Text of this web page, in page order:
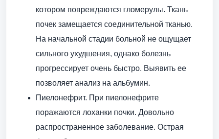
котором повреждаются гломерулы. Ткань
почек замещается соединительной тканью.
На начальной стадии больной не ощущает
сильного ухудшения, однако болезнь
прогрессирует очень быстро. Выявить ее
позволяет анализ на альбумин.
Пиелонефрит. При пиелонефрите
поражаются лоханки почки. Довольно
распространенное заболевание. Острая